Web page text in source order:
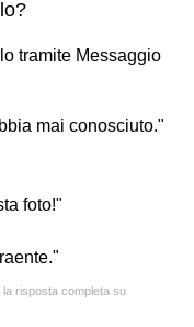
tramite Messaggio
mai conosciuto."
foto!"
la risposta completa su